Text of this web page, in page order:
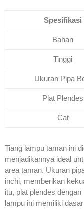
Spesifikasi
Bahan
Tinggi
Ukuran Pipa
Plat Plendes
Cat
Tiang lampu taman ini
menjadikannya ideal
area taman. Ukuran
inchi, memberikan
itu, plat plendes
lampu ini memiliki